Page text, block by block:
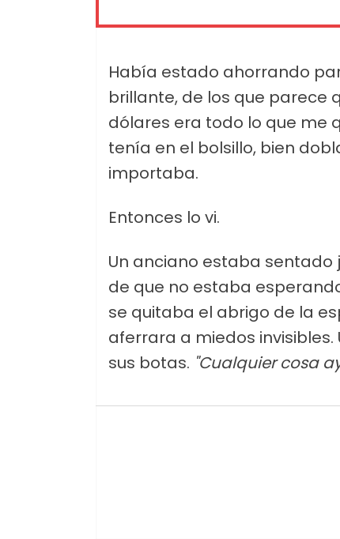
Había estado ahorrando
brillante, de los que parece
dólares era todo lo que me
tenía en el bolsillo, bien
importaba.
Entonces lo vi.
Un anciano estaba
de que no estaba
se quitaba el abrigo de la
aferrara a miedos
sus botas. "Cualquier cosa